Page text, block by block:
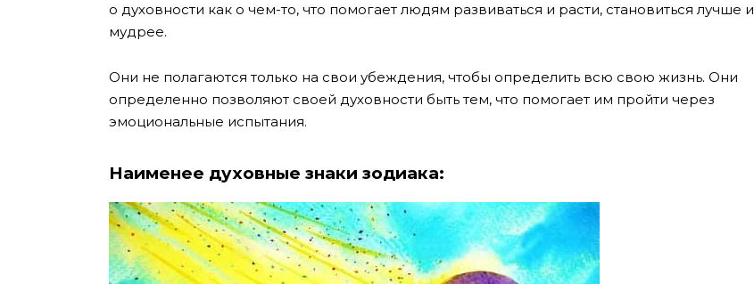
о духовности как о чем-то, что помогает людям развиваться и расти, становиться лучше и
мудрее.
Они не полагаются только на свои убеждения, чтобы определить всю свою жизнь. Они
определенно позволяют своей духовности быть тем, что помогает им пройти через
эмоциональные испытания.
Наименее духовные знаки зодиака: